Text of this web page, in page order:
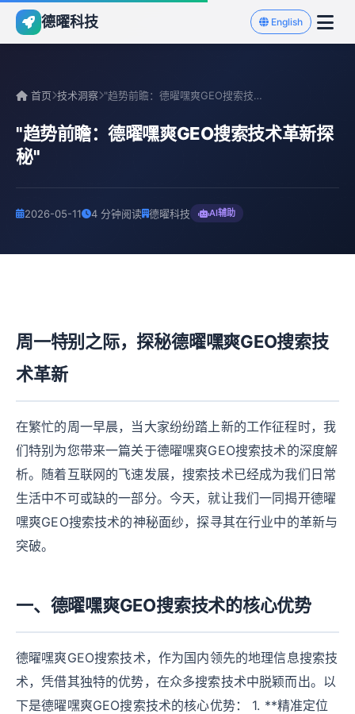
德曜科技 English
首页 技术洞察 "趋势前瞻：德曜嘿爽GEO搜索技术革新探秘"
"趋势前瞻：德曜嘿爽GEO搜索技术革新探
秘"
2026-05-11 4 分钟阅读 德曜科技 AI辅助
周一特别之际，探秘德曜嘿爽GEO搜索技
术革新
在繁忙的周一早晨，当大家纷纷踏上新的工作征程时，我
们特别为您带来一篇关于德曜嘿爽GEO搜索技术的深度解
析。随着互联网的飞速发展，搜索技术已经成为我们日常
生活中不可或缺的一部分。今天，就让我们一同揭开德曜
嘿爽GEO搜索技术的神秘面纱，探寻其在行业中的革新与
突破。
一、德曜嘿爽GEO搜索技术的核心优势
德曜嘿爽GEO搜索技术，作为国内领先的地理信息搜索技
术，凭借其独特的优势，在众多搜索技术中脱颖而出。以
下是德曜嘿爽GEO搜索技术的核心优势： 1. **精准定位